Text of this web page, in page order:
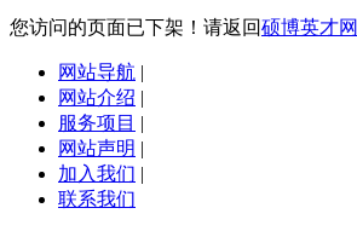
您访问的页面已下架！请返回硕博英才网
网站导航 |
网站介绍 |
服务项目 |
网站声明 |
加入我们 |
联系我们